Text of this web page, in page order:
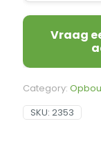
Vraag
Category:
SKU: 2353